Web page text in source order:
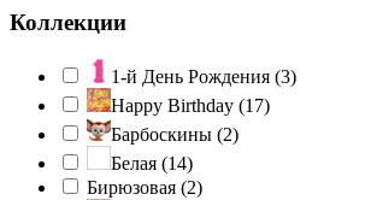
Коллекции
1-й День Рождения (3)
Happy Birthday (17)
Барбоскины (2)
Белая (14)
Бирюзовая (2)